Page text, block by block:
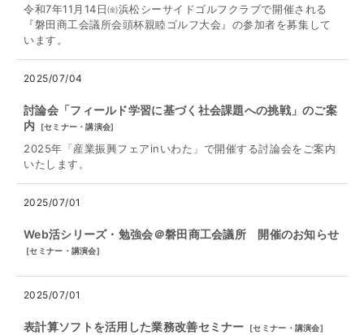
令和7年11月14日㈮浜松シーサイドゴルフクラブで開催される
『磐田商工会議所会頭杯親睦ゴルフ大会』の参加者を募集して
います。
2025/07/04
討論会「フィールド学習に基づく社会課題への挑戦」のご案
内
[セミナー・講演会]
2025年「産業振興フェアinいわた」で開催する討論会をご案内
いたします。
2025/07/01
Web活シリーズ・勉強会＠磐田商工会議所 開催のお知らせ
[セミナー・講演会]
2025/07/01
表計算ソフトを活用した業務改善セミナー [セミナー・講演会]